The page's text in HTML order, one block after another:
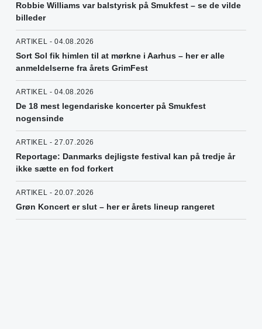
Robbie Williams var balstyrisk på Smukfest – se de vilde
billeder
ARTIKEL - 04.08.2026
Sort Sol fik himlen til at mørkne i Aarhus – her er alle
anmeldelserne fra årets GrimFest
ARTIKEL - 04.08.2026
De 18 mest legendariske koncerter på Smukfest
nogensinde
ARTIKEL - 27.07.2026
Reportage: Danmarks dejligste festival kan på tredje år
ikke sætte en fod forkert
ARTIKEL - 20.07.2026
Grøn Koncert er slut – her er årets lineup rangeret